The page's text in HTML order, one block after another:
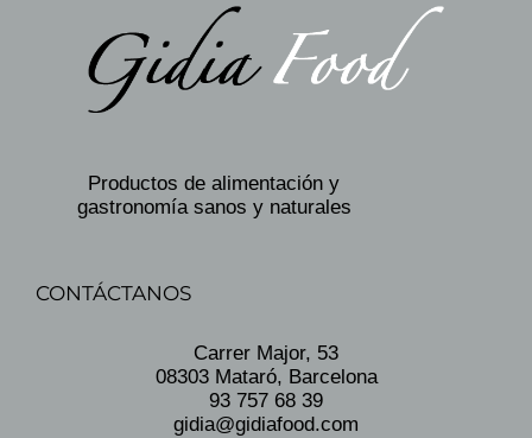
Productos de alimentación y
gastronomía sanos y naturales
CONTÁCTANOS
Carrer Major, 53
08303 Mataró, Barcelona
93 757 68 39
gidia@gidiafood.com